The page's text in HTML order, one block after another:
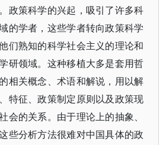
政策科学的兴起，吸引了许多科
的学者，这些学者转向政策科学
们熟知的科学社会主义的理论和
研领域。这种移植大多是套用哲
相关概念、术语和解说，用以解
特征、政策制定原则以及政策现
会的关系。由于理论上的抽象、
些分析方法很难对中国具体的政